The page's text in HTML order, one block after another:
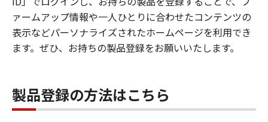
ァームアップ情報や一人ひとりに合わせたコンテンツの
表示などパーソナライズされたホームページを利用でき
ます。ぜひ、お持ちの製品登録をお願いいたします。
製品登録の方法はこちら